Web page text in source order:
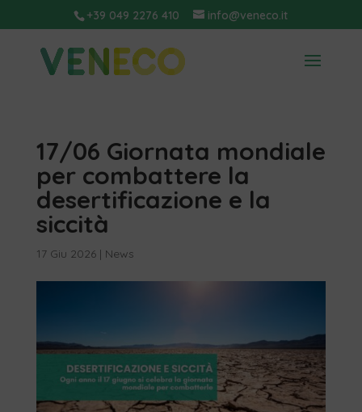
+39 049 2276 410 info@veneco.it
17/06 Giornata mondiale
per combattere la
desertificazione e la
siccità
17 Giu 2026| News